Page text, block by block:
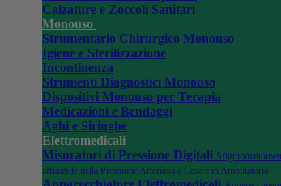
Calzature e Zoccoli Sanitari
Monouso
Strumentario Chirurgico Monouso
Igiene e Sterilizzazione
Incontinenza
Strumenti Diagnostici Monouso
Dispositivi Monouso per Terapia
Medicazioni e Bendaggi
Aghi e Siringhe
Elettromedicali
Misuratori di Pressione Digitali
affidabile della Pressione Arteriosa a Casa e in Ambulatorio